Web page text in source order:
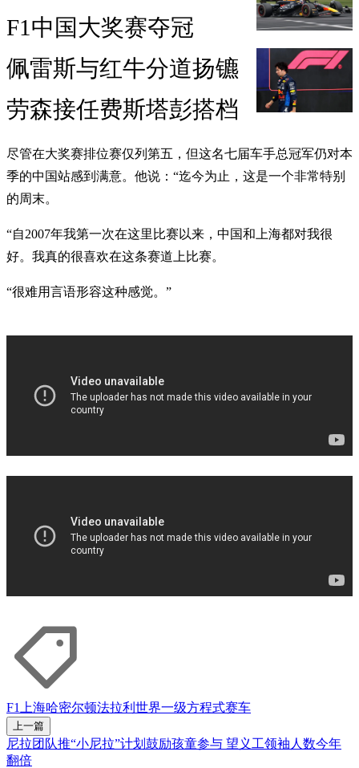
F1中国大奖赛夺冠
佩雷斯与红牛分道扬镳
劳森接任费斯塔彭搭档
尽管在大奖赛排位赛仅列第五，但这名七届车手总冠军仍对本
季的中国站感到满意。他说：“迄今为止，这是一个非常特别
的周末。
“自2007年我第一次在这里比赛以来，中国和上海都对我很
好。我真的很喜欢在这条赛道上比赛。
“很难用言语形容这种感觉。”
F1 上海哈密尔顿法拉利 世界一级方程式赛车
上一篇
尼拉团队推“小尼拉”计划鼓励孩童参与 望义工领袖人数今年
翻倍